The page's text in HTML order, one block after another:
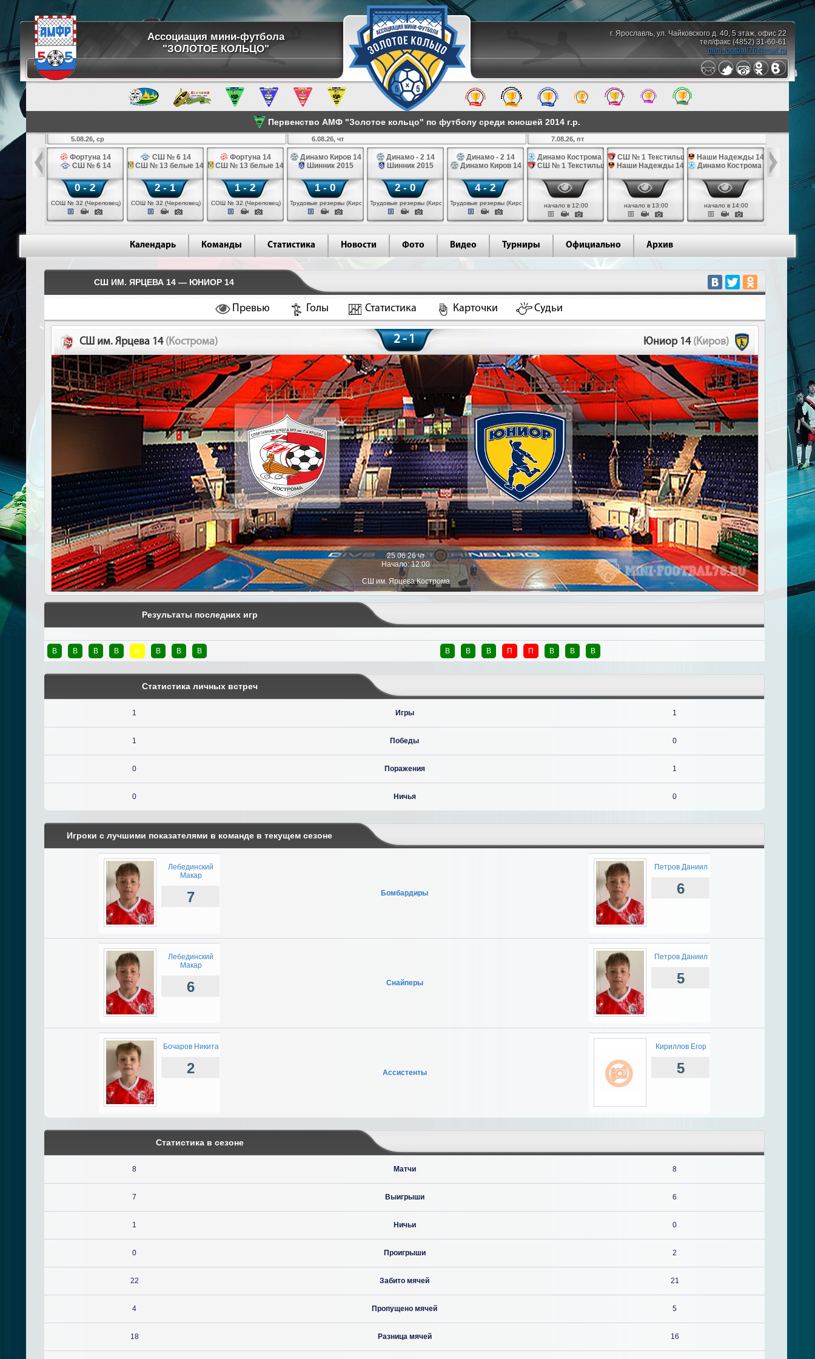
Ассоциация мини-футбола
"ЗОЛОТОЕ КОЛЬЦО"
г. Ярославль, ул. Чайковского д. 40, 5 этаж, офис 22
тел/факс (4852) 31-60-61
mini-football76@mail.ru
Первенство АМФ "Золотое кольцо" по футболу среди юношей 2014 г.р.
14
5.08.26, ср
Фортуна 14
СШ № 6 14
0 - 2
СОШ № 32 (Череповец)
СШ № 6 14
СШ № 13 белые 14
2 - 1
СОШ № 32 (Череповец)
Фортуна 14
СШ № 13 белые 14
1 - 2
СОШ № 32 (Череповец)
6.08.26, чт
Динамо Киров 14
Шинник 2015
1 - 0
Трудовые резервы (Киров)
Динамо - 2 14
Шинник 2015
2 - 0
Трудовые резервы (Киров)
Динамо - 2 14
Динамо Киров 14
4 - 2
Трудовые резервы (Киров)
7.08.26, пт
Динамо Кострома 14
СШ № 1 Текстильщик 14
начало в 12:00
СШ № 1 Текстильщик 14
Наши Надежды 14
начало в 13:00
Наши Надежды 14
Динамо Кострома 14
начало в 14:00
СШ им.
Календарь Команды Статистика Новости Фото Видео Турниры Официально Архив
СШ ИМ. ЯРЦЕВА 14 — ЮНИОР 14
Превью Голы Статистика Карточки Судьи
СШ им. Ярцева 14 (Кострома) 2 - 1 Юниор 14 (Киров)
25.06.26 чт
Начало: 12:00
СШ им. Ярцева Кострома
Результаты последних игр
В В В В Н В В В В В В П П В В В
Статистика личных встреч
1 Игры 1
1 Победы 0
0 Поражения 1
0 Ничья 0
Игроки с лучшими показателями в команде в текущем сезоне
Лебединский
Макар
7 Бомбардиры
Петров Даниил
6
Лебединский
Макар
6 Снайперы
Петров Даниил
5
Бочаров Никита
2 Ассистенты
Кириллов Егор
5
Статистика в сезоне
8 Матчи 8
7 Выигрыши 6
1 Ничьи 0
0 Проигрыши 2
22 Забито мячей 21
4 Пропущено мячей 5
18 Разница мячей 16